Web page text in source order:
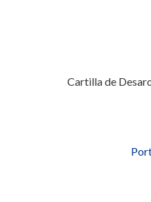
Cartilla de